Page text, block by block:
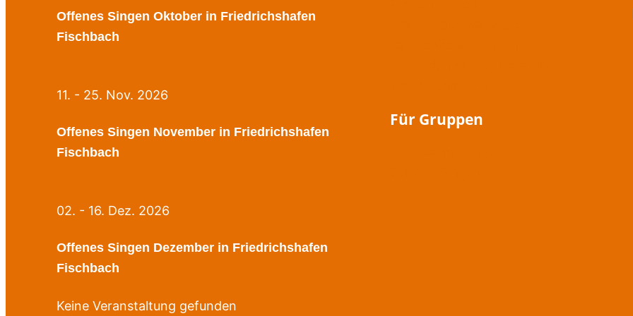
Offenes Singen Oktober in Friedrichshafen
Fischbach
11. - 25. Nov. 2026
Offenes Singen November in Friedrichshafen
Fischbach
02. - 16. Dez. 2026
Offenes Singen Dezember in Friedrichshafen
Fischbach
Keine Veranstaltung gefunden
Für Gruppen